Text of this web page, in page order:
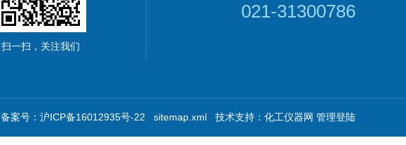
扫一扫，关注我们
021-31300786
备案号：沪ICP备16012935号-22 sitemap.xml 技术支持： 化工仪器网 管理登陆